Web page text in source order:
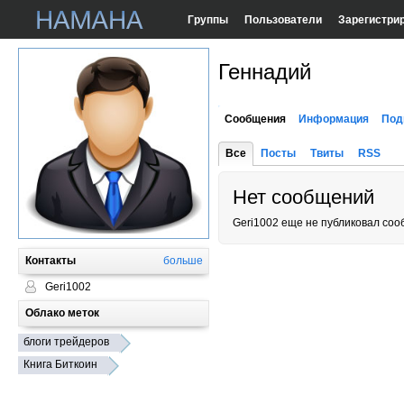
Группы Пользователи
Контакты больше
Geri1002
Облако меток
блоги трейдеров
Книга Биткоин
Геннадий
Сообщения Информация
Все Посты Твиты RSS
Нет сообщений
Geri1002 еще не публиковал